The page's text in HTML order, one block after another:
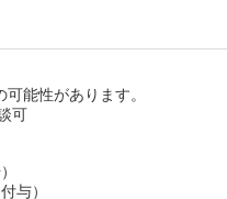
能性があります。
可
与）